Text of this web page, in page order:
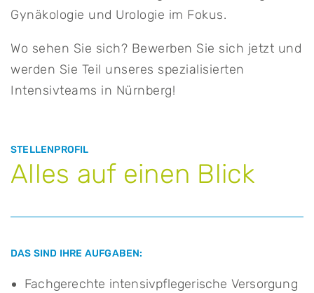
Gynäkologie und Urologie im Fokus.
Wo sehen Sie sich? Bewerben Sie sich jetzt und
werden Sie Teil unseres spezialisierten
Intensivteams in Nürnberg!
STELLENPROFIL
Alles auf einen Blick
DAS SIND IHRE AUFGABEN:
Fachgerechte intensivpflegerische Versorgung